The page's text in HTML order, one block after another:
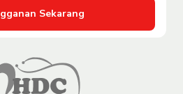
Sekarang